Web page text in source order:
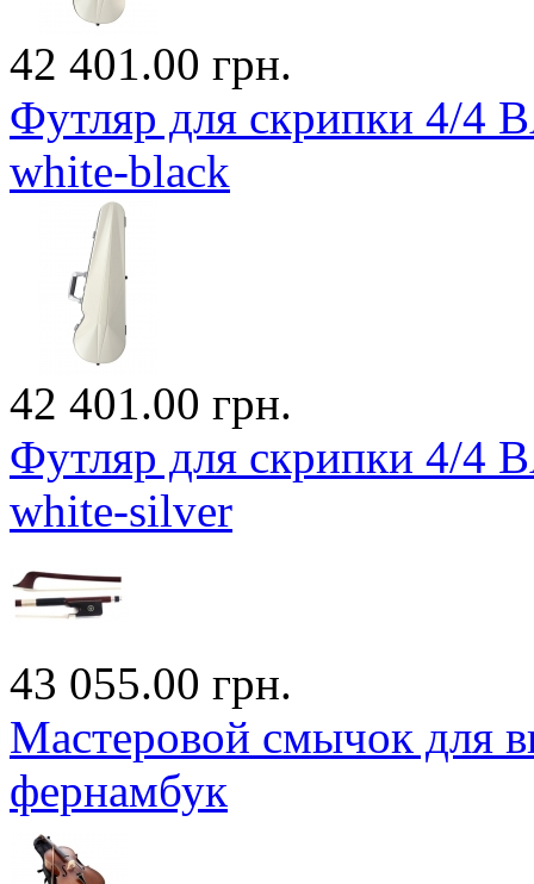
42 401.00 грн.
Футляр для скрипки 4/4
white-black
42 401.00 грн.
Футляр для скрипки 4/4
white-silver
43 055.00 грн.
Мастеровой смычок для
фернамбук